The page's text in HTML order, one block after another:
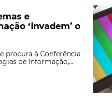
e
‘invadem’ o
procura à Conferência
de Informação,...